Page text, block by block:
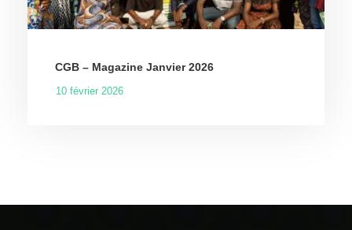
CGB – Magazine Janvier 2026
10 février 2026